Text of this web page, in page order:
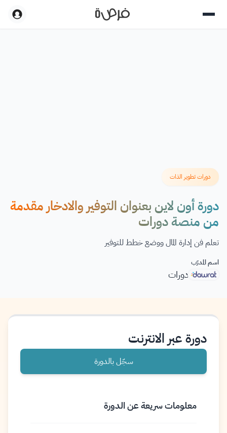
دورات تطوير الذات
دورة أون لاين بعنوان التوفير والادخار مقدمة
من منصة دورات
تعلم فن إدارة المال ووضع خطط للتوفير
اسم المدرّب
دورات
دورة عبر الانترنت
سجّل بالدورة
معلومات سريعة عن الدورة